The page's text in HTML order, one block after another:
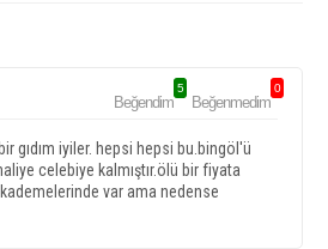
Beğendim
5
Beğenmedim
0
gıdım iyiler. hepsi hepsi bu.bingöl'ü
celebiye kalmıştır.ölü bir fiyata
var ama nedense